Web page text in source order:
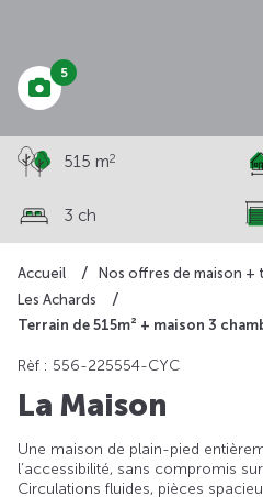
Accueil Nos offres de maison +
Les Achards
Terrain de 515m² + maison 3
5
515 m2
3 ch
Rèf : 556-225554-CYC
La Maison
Une maison de plain-pied
l’accessibilité, sans compromis
Circulations fluides, pièces